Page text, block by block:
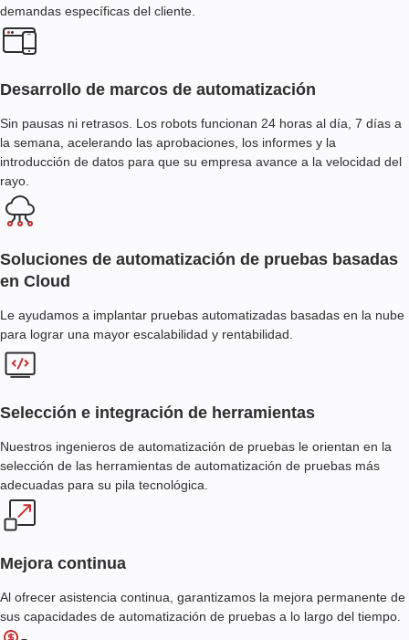
demandas específicas del cliente.
Desarrollo de marcos de automatización
Sin pausas ni retrasos. Los robots funcionan 24 horas al día, 7 días a
la semana, acelerando las aprobaciones, los informes y la
introducción de datos para que su empresa avance a la velocidad del
rayo.
Soluciones de automatización de pruebas basadas
en Cloud
Le ayudamos a implantar pruebas automatizadas basadas en la nube
para lograr una mayor escalabilidad y rentabilidad.
Selección e integración de herramientas
Nuestros ingenieros de automatización de pruebas le orientan en la
selección de las herramientas de automatización de pruebas más
adecuadas para su pila tecnológica.
Mejora continua
Al ofrecer asistencia continua, garantizamos la mejora permanente de
sus capacidades de automatización de pruebas a lo largo del tiempo.